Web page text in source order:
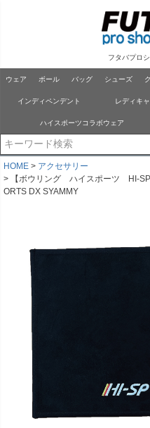
フタバプロ
ウェア ボール バッグ シューズ
インディペンデント レディキ
ハイスポーツコラボウェア
HOME
アクセサリー
【ボウリング ハイスポーツ HI-
ORTS DX SYAMMY